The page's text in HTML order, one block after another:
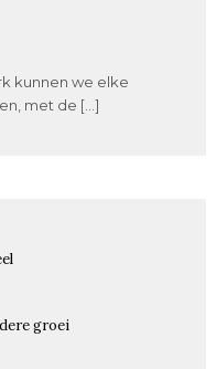
kunnen we elke
met de […]
groei